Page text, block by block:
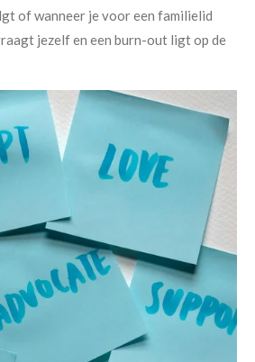
of wanneer je voor een familielid
jezelf en een burn-out ligt op de